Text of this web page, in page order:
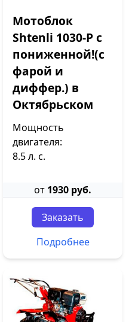
Мотоблок
Shtenli 1030-P с
пониженной!(с
фарой и
диффер.) в
Октябрьском
Мощность
двигателя:
8.5 л. с.
от 1930 руб.
Заказать
Подробнее